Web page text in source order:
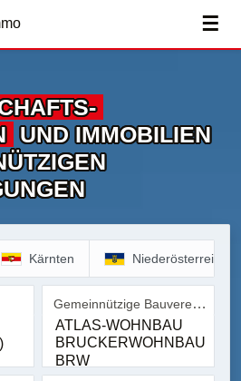
☰
UND IMMOBILIEN
Kärnten Niederösterreich
Gemeinnützige Bauvereinigung
Gemeinnützige